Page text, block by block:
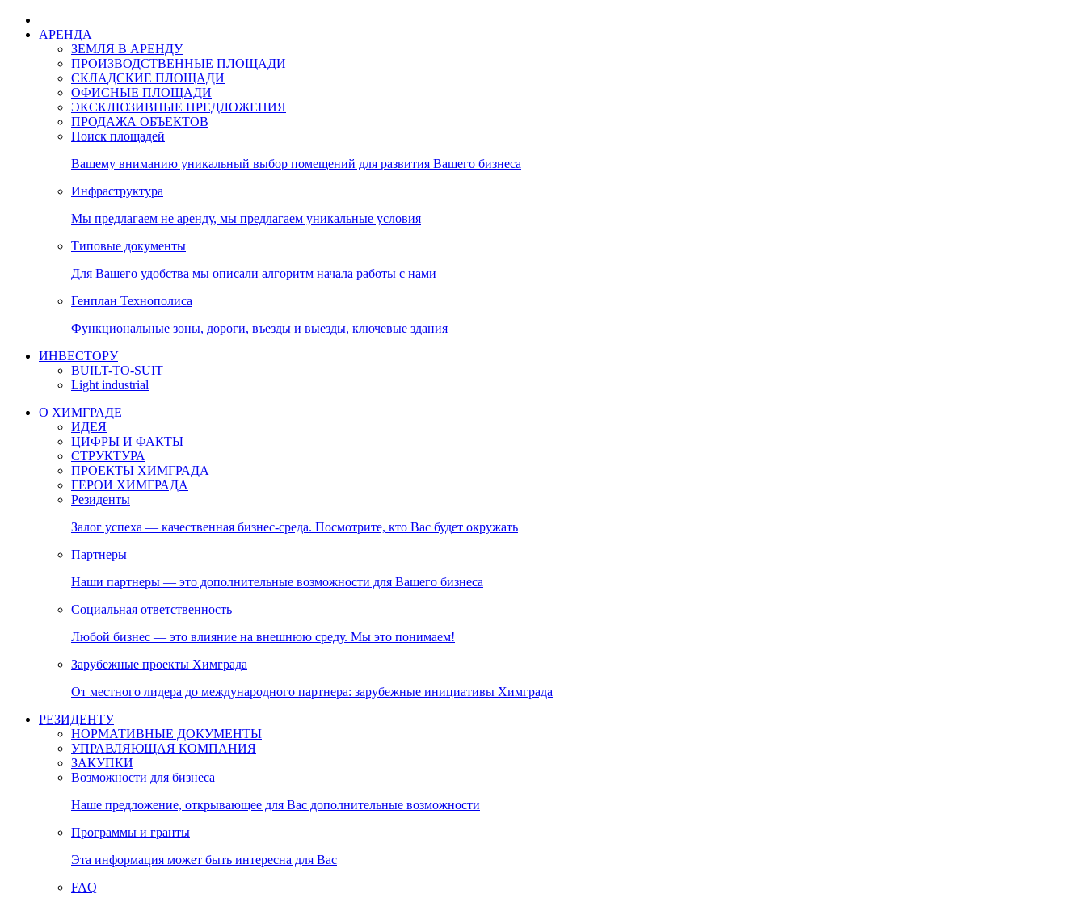
АРЕНДА
ЗЕМЛЯ В АРЕНДУ
ПРОИЗВОДСТВЕННЫЕ ПЛОЩАДИ
СКЛАДСКИЕ ПЛОЩАДИ
ОФИСНЫЕ ПЛОЩАДИ
ЭКСКЛЮЗИВНЫЕ ПРЕДЛОЖЕНИЯ
ПРОДАЖА ОБЪЕКТОВ
Поиск площадей
Вашему вниманию уникальный выбор помещений для развития Вашего бизнеса
Инфраструктура
Мы предлагаем не аренду, мы предлагаем уникальные условия
Типовые документы
Для Вашего удобства мы описали алгоритм начала работы с нами
Генплан Технополиса
Функциональные зоны, дороги, въезды и выезды, ключевые здания
ИНВЕСТОРУ
BUILT-TO-SUIT
Light industrial
О ХИМГРАДЕ
ИДЕЯ
ЦИФРЫ И ФАКТЫ
СТРУКТУРА
ПРОЕКТЫ ХИМГРАДА
ГЕРОИ ХИМГРАДА
Резиденты
Залог успеха — качественная бизнес-среда. Посмотрите, кто Вас будет окружать
Партнеры
Наши партнеры — это дополнительные возможности для Вашего бизнеса
Социальная ответственность
Любой бизнес — это влияние на внешнюю среду. Мы это понимаем!
Зарубежные проекты Химграда
От местного лидера до международного партнера: зарубежные инициативы Химграда
РЕЗИДЕНТУ
НОРМАТИВНЫЕ ДОКУМЕНТЫ
УПРАВЛЯЮЩАЯ КОМПАНИЯ
ЗАКУПКИ
Возможности для бизнеса
Наше предложение, открывающее для Вас дополнительные возможности
Программы и гранты
Эта информация может быть интересна для Вас
FAQ